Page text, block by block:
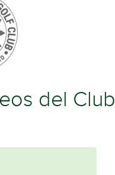
del Club